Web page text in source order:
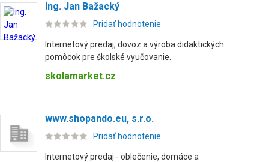
Ing. Jan Bažacký
Pridať hodnotenie
Internetový predaj, dovoz a výroba didaktických
pomôcok pre školské vyučovanie.
skolamarket.cz
www.shopando.eu, s.r.o.
Pridať hodnotenie
Internetový predaj - oblečenie, domáce a